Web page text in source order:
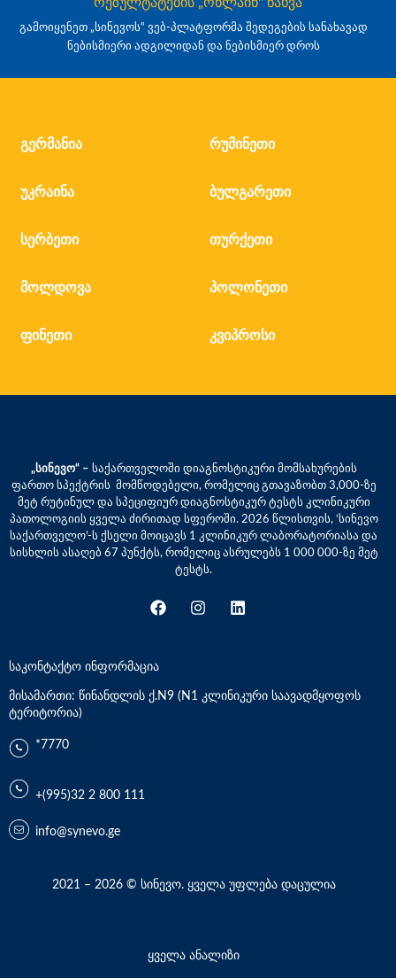
რეზულტატების „ონლაინ" ნახვა
გამოიყენეთ „სინევოს“ ვებ-პლატფორმა შედეგების სანახავად
ნებისმიერი ადგილიდან და ნებისმიერ დროს
გერმანია რუმინეთი
უკრაინა ბულგარეთი
სერბეთი თურქეთი
მოლდოვა პოლონეთი
ფინეთი კვიპროსი
„სინევო“ – საქართველოში დიაგნოსტიკური მომსახურების
ფართო სპექტრის მომწოდებელი, რომელიც გთავაზობთ 3,000-ზე
მეტ რუტინულ და სპეციფიურ დიაგნოსტიკურ ტესტს კლინიკური
პათოლოგიის ყველა ძირითად სფეროში. 2026 წლისთვის, ‘სინევო
საქართველო’-ს ქსელი მოიცავს 1 კლინიკურ ლაბორატორიასა და
სისხლის ასაღებ 67 პუნქტს, რომელიც ასრულებს 1 000 000-ზე მეტ
ტესტს.
საკონტაქტო ინფორმაცია
მისამართი: წინანდლის ქ.N9 (N1 კლინიკური საავადმყოფოს
ტერიტორია)
*7770
+(995)32 2 800 111
info@synevo.ge
2021 – 2026 © სინევო. ყველა უფლება დაცულია
ყველა ანალიზი